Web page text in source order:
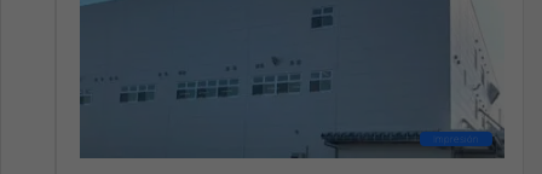
Impresión